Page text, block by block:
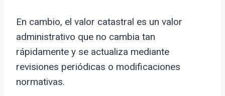
En cambio, el valor catastral es un valor
administrativo que no cambia tan
rápidamente y se actualiza mediante
revisiones periódicas o modificaciones
normativas.